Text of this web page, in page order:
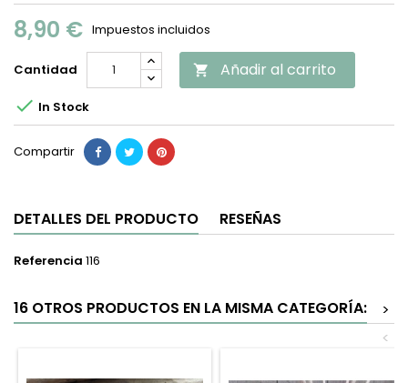
8,90 € Impuestos incluidos
Cantidad  Añadir al carrito
 In Stock
Compartir
DETALLES DEL PRODUCTO RESEÑAS
Referencia 116
16 OTROS PRODUCTOS EN LA MISMA CATEGORÍA:
>
<